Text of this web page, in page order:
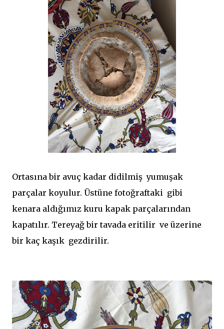
Ortasına bir avuç kadar didilmiş yumuşak
parçalar koyulur. Üstüne fotoğraftaki gibi
kenara aldığımız kuru kapak parçalarından
kapatılır. Tereyağ bir tavada eritilir ve üzerine
bir kaç kaşık gezdirilir.